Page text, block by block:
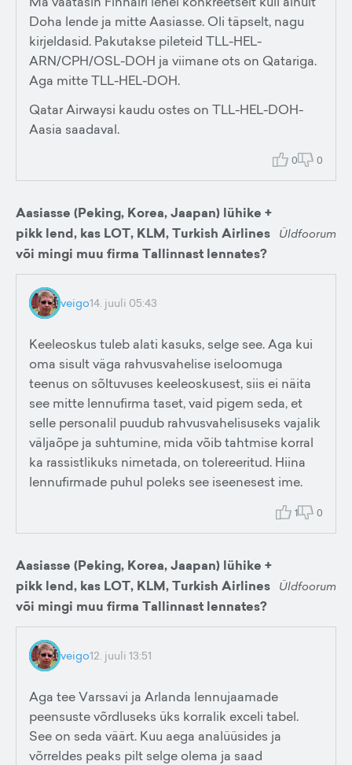
Doha lende ja mitte Aasiasse. Oli täpselt, nagu
kirjeldasid. Pakutakse pileteid TLL-HEL-
ARN/CPH/OSL-DOH ja viimane ots on Qatariga.
Aga mitte TLL-HEL-DOH.
Qatar Airwaysi kaudu ostes on TLL-HEL-DOH-
Aasia saadaval.
0 0
Aasiasse (Peking, Korea, Jaapan) lühike +
pikk lend, kas LOT, KLM, Turkish Airlines
või mingi muu firma Tallinnast lennates?
Üldfoorum
veigo14. juuli 05:43
Keeleoskus tuleb alati kasuks, selge see. Aga kui
oma sisult väga rahvusvahelise iseloomuga
teenus on sõltuvuses keeleoskusest, siis ei näita
see mitte lennufirma taset, vaid pigem seda, et
selle personalil puudub rahvusvahelisuseks vajalik
väljaõpe ja suhtumine, mida võib tahtmise korral
ka rassistlikuks nimetada, on tolereeritud. Hiina
lennufirmade puhul poleks see iseenesest ime.
1 0
Aasiasse (Peking, Korea, Jaapan) lühike +
pikk lend, kas LOT, KLM, Turkish Airlines
või mingi muu firma Tallinnast lennates?
Üldfoorum
veigo12. juuli 13:51
Aga tee Varssavi ja Arlanda lennujaamade
peensuste võrdluseks üks korralik exceli tabel.
See on seda väärt. Kuu aega analüüsides ja
võrreldes peaks pilt selge olema ja saad